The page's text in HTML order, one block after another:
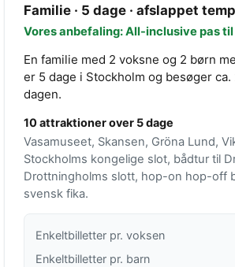
Familie · 5 dage · afslappet
Vores anbefaling: All-inclusive pas til
En familie med 2 voksne og 2 børn
er 5 dage i Stockholm og besøger
dagen.
10 attraktioner over 5 dage
Vasamuseet, Skansen, Gröna Lund,
Stockholms kongelige slot, bådtur til
Drottningholms slott, hop-on hop-off
svensk fika.
Enkeltbilletter pr. voksen
Enkeltbilletter pr. barn